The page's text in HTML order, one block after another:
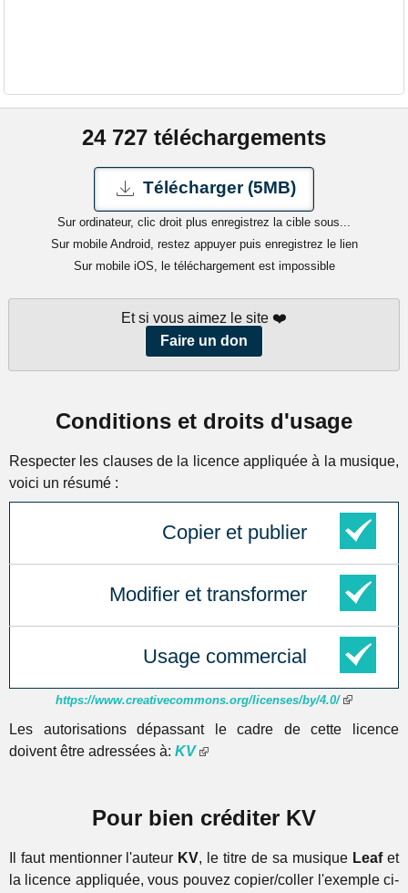
24 727 téléchargements
Télécharger (5MB)
Sur ordinateur, clic droit plus enregistrez la cible sous...
Sur mobile Android, restez appuyer puis enregistrez le lien
Sur mobile iOS, le téléchargement est impossible
Et si vous aimez le site ❤️
Faire un don
Conditions et droits d'usage
Respecter les clauses de la licence appliquée à la musique,
voici un résumé :
Copier et publier
Modifier et transformer
Usage commercial
https://www.creativecommons.org/licenses/by/4.0/
Les autorisations dépassant le cadre de cette licence
doivent être adressées à: KV
Pour bien créditer KV
Il faut mentionner l'auteur KV, le titre de sa musique Leafet
la licence appliquée, vous pouvez copier/coller l'exemple ci-